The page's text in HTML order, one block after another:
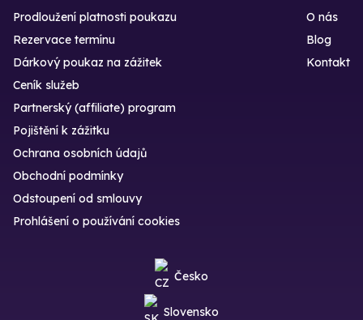
Prodloužení platnosti poukazu
Rezervace termínu
Dárkový poukaz na zážitek
O nás
Blog
Kontakt
Ceník služeb
Partnerský (affiliate) program
Pojištění k zážitku
Ochrana osobních údajů
Obchodní podmínky
Odstoupení od smlouvy
Prohlášení o používání cookies
Česko
Slovensko